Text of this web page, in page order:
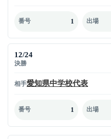
番号 1 出場
12/24
決勝
相手愛知県中学校代表
番号 1 出場